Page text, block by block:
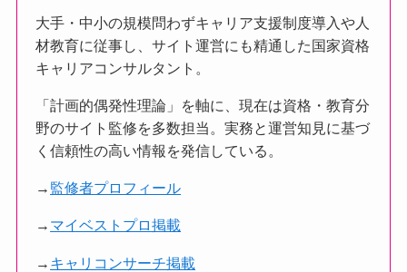
大手・中小の規模問わずキャリア支援制度導入や人
材教育に従事し、サイト運営にも精通した国家資格
キャリアコンサルタント。
「計画的偶発性理論」を軸に、現在は資格・教育分
野のサイト監修を多数担当。実務と運営知見に基づ
く信頼性の高い情報を発信している。
→ 監修者プロフィール
→ マイベストプロ掲載
→ キャリコンサーチ掲載